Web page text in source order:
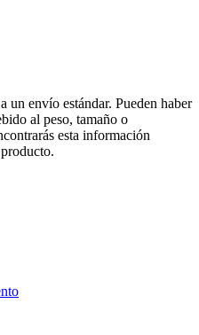
un envío estándar. Pueden haber
al peso, tamaño o
esta información